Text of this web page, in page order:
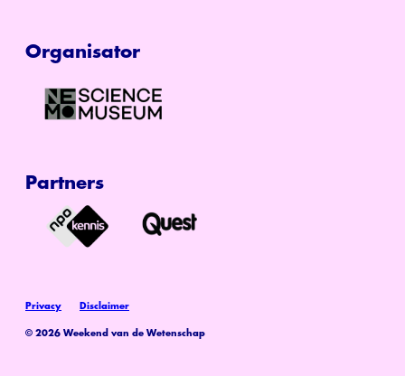
Organisator
Partners
© 2026 Weekend van de Wetenschap
Privacy Disclaimer